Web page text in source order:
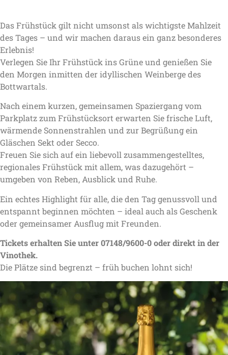
Das Frühstück gilt nicht umsonst als wichtigste Mahlzeit
des Tages – und wir machen daraus ein ganz besonderes
Erlebnis!
Verlegen Sie Ihr Frühstück ins Grüne und genießen Sie
den Morgen inmitten der idyllischen Weinberge des
Bottwartals.
Nach einem kurzen, gemeinsamen Spaziergang vom
Parkplatz zum Frühstücksort erwarten Sie frische Luft,
wärmende Sonnenstrahlen und zur Begrüßung ein
Gläschen Sekt oder Secco.
Freuen Sie sich auf ein liebevoll zusammengestelltes,
regionales Frühstück mit allem, was dazugehört –
umgeben von Reben, Ausblick und Ruhe.
Ein echtes Highlight für alle, die den Tag genussvoll und
entspannt beginnen möchten – ideal auch als Geschenk
oder gemeinsamer Ausflug mit Freunden.
Tickets erhalten Sie unter 07148/9600-0 oder direkt in der
Vinothek.
Die Plätze sind begrenzt – früh buchen lohnt sich!